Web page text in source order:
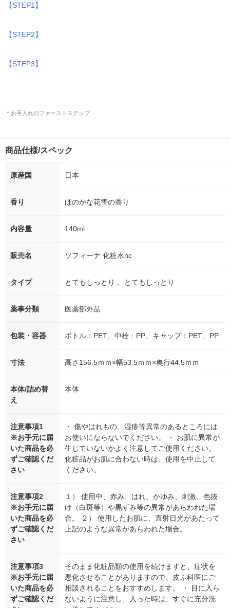
【STEP1】
【STEP2】
【STEP3】
＊お手入れのファーストステップ
商品仕様/スペック
原産国 日本
香り ほのかな花雫の香り
内容量 140ml
販売名 ソフィーナ 化粧水nc
タイプ とてもしっとり 、とてもしっとり
薬事分類 医薬部外品
包装・容器 ボトル：PET、中栓：PP、キャップ：PET、PP
寸法 高さ156.5ｍｍ×幅53.5ｍｍ×奥行44.5ｍｍ
本体/詰め替
え
本体
注意事項1
※お手元に届
いた商品を必
ずご確認くだ
さい
・ 傷やはれもの、湿疹等異常のあるところには
お使いにならないでください。 ・ お肌に異常が
生じていないかよく注意してご使用ください。
化粧品がお肌に合わない時は、使用を中止して
ください。
注意事項2
※お手元に届
いた商品を必
ずご確認くだ
さい
１） 使用中、赤み、はれ、かゆみ、刺激、色抜
け（白斑等）や黒ずみ等の異常があらわれた場
合。 ２） 使用したお肌に、直射日光があたって
上記のような異常があらわれた場合。
注意事項3
※お手元に届
いた商品を必
ずご確認くだ
そのまま化粧品類の使用を続けますと、症状を
悪化させることがありますので、皮ふ科医にご
相談されることをおすすめします。 ・ 目に入ら
ないように注意し、入った時は、すぐに充分洗